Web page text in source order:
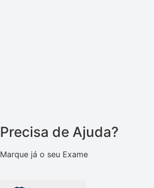
Precisa de Ajuda?
Marque já o seu Exame